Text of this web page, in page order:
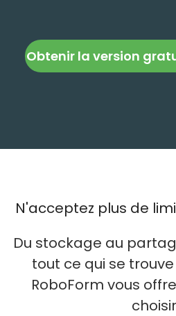
Obtenir la version
N'acceptez plus de
Du stockage au
tout ce qui se
RoboForm vous